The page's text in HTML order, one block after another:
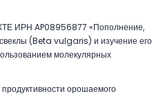
ИРН AP08956877 «Пополнение,
(Beta vulgaris) и изучение его
молекулярных
орошаемого